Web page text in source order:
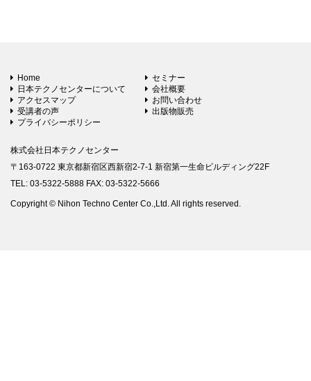
Home
セミナー
日本テクノセンターについて
会社概要
アクセスマップ
お問い合わせ
受講者の声
出版物販売
プライバシーポリシー
株式会社日本テクノセンター
〒163-0722 東京都新宿区西新宿2-7-1 新宿第一生命ビルディング22F
TEL: 03-5322-5888 FAX: 03-5322-5666
Copyright © Nihon Techno Center Co.,Ltd. All rights reserved.